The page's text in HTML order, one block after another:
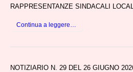
RAPPRESENTANZE SINDACALI
Continua a leggere…
NOTIZIARIO N. 29 DEL 26 GIUGNO